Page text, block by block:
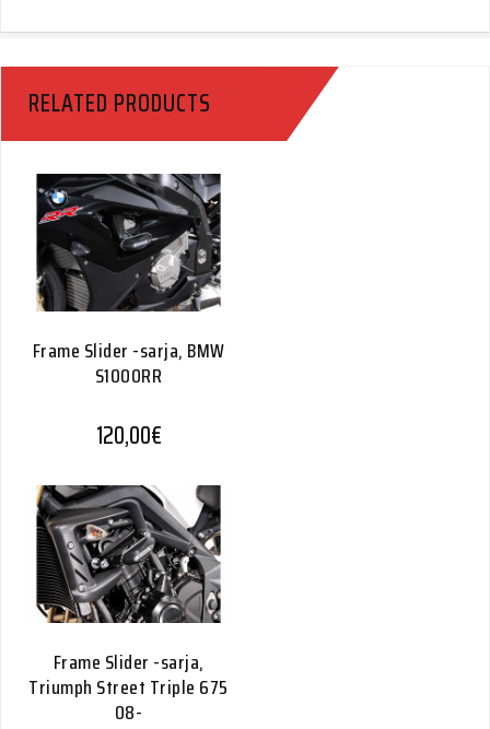
RELATED PRODUCTS
Frame Slider -sarja, BMW
S1000RR
120,00€
Frame Slider -sarja,
Triumph Street Triple 675
08-